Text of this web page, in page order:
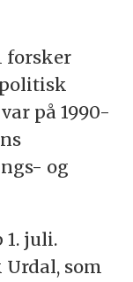
forsker
på 1990-
og
1. juli.
som